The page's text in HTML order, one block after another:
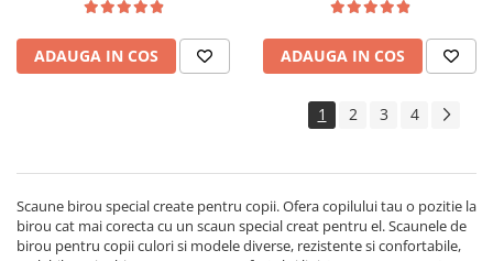
deschis
ADAUGA IN COS ADAUGA IN COS
1 2 3 4
Scaune birou special create pentru copii. Ofera copilului tau o pozitie la
birou cat mai corecta cu un scaun special creat pentru el. Scaunele de
birou pentru copii culori si modele diverse, rezistente si confortabile,